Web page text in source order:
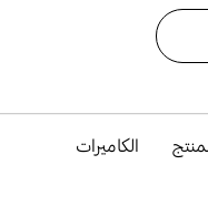
الكاميرات